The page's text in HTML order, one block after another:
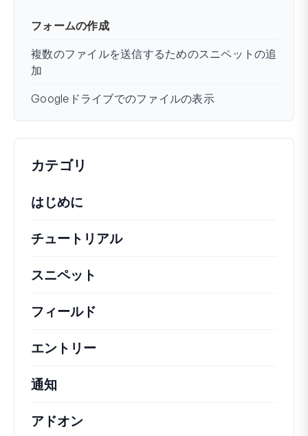
フォームの作成
複数のファイルを送信するためのスニペットの追
加
Googleドライブでのファイルの表示
カテゴリ
はじめに
チュートリアル役立つハウツー記事やその他
スニペット
フィールド
エントリー
通知
アドオン